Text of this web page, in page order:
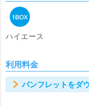
ハイエース
利用料金
パンフレットをダ